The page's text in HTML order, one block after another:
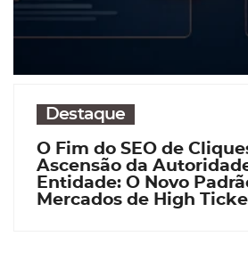
Destaque
O Fim do SEO de
Ascensão da
Entidade: O Novo
Mercados de High